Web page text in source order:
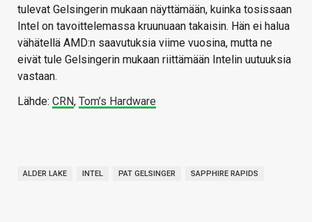
tulevat Gelsingerin mukaan näyttämään, kuinka tosissaan
Intel on tavoittelemassa kruunuaan takaisin. Hän ei halua
vähätellä AMD:n saavutuksia viime vuosina, mutta ne
eivät tule Gelsingerin mukaan riittämään Intelin uutuuksia
vastaan.
Lähde: CRN, Tom’s Hardware
ALDER LAKE INTEL PAT GELSINGER SAPPHIRE RAPIDS